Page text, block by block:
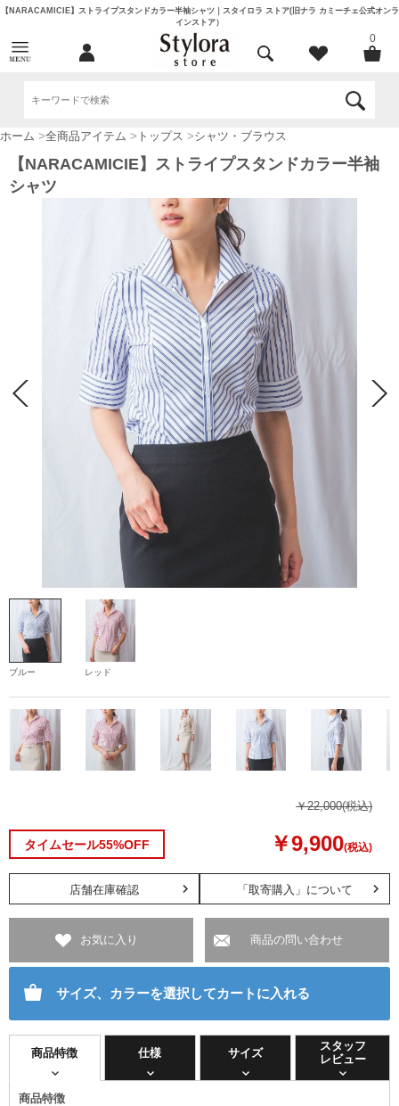
【NARACAMICIE】ストライプスタンドカラー半袖シャツ｜スタイロラ ストア(旧ナラ カミーチェ公式オンラ
インストア）
0
ホーム >全商品アイテム > トップス >シャツ・ブラウス
【NARACAMICIE】ストライプスタンドカラー半袖
シャツ
ブルー レッド
￥22,000(税込)
タイムセール55%OFF ￥9,900(税込)
「取寄購入」について
店舗在庫確認
お気に入り 商品の問い合わせ
サイズ、カラーを選択してカートに入れる
商品特徴 仕様 サイズ
スタッフ
レビュー
商品特徴